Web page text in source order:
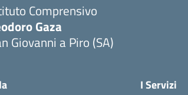
Comprensivo
Gaza
Giovanni a Piro (SA)
I Servizi